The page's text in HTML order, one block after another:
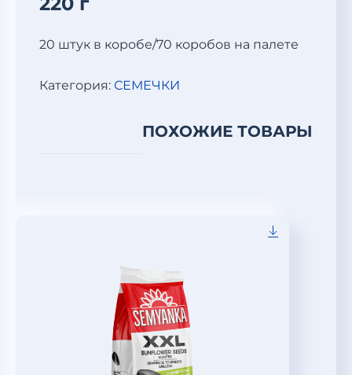
20 штук в коробе/70 коробов на палете
Категория: СЕМЕЧКИ
ПОХОЖИЕ ТОВАРЫ